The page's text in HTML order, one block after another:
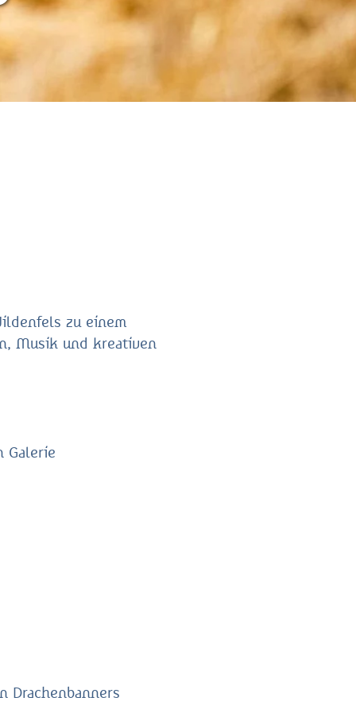
zu einem
Musik und kreativen
Galerie
Drachenbanners